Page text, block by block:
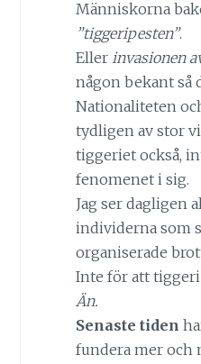
Människorna
”tiggeripesten”.
Eller invasionen
någon bekant så
Nationaliteten
tydligen av stor
tiggeriet också,
fenomenet i sig.
Jag ser dagligen
individerna som
organiserade
Inte för att
Än.
Senaste tiden
fundera mer och